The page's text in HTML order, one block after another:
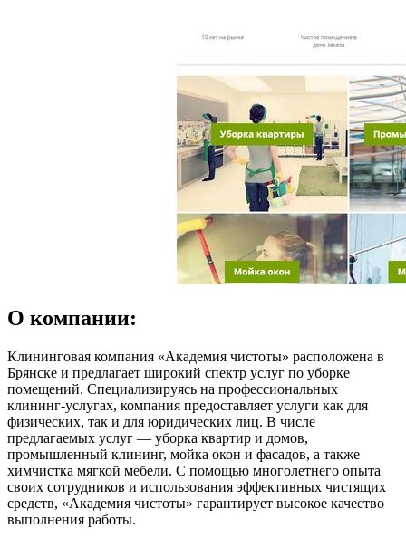
О компании:
Клининговая компания «Академия чистоты» расположена в
Брянске и предлагает широкий спектр услуг по уборке
помещений. Специализируясь на профессиональных
клининг-услугах, компания предоставляет услуги как для
физических, так и для юридических лиц. В числе
предлагаемых услуг — уборка квартир и домов,
промышленный клининг, мойка окон и фасадов, а также
химчистка мягкой мебели. С помощью многолетнего опыта
своих сотрудников и использования эффективных чистящих
средств, «Академия чистоты» гарантирует высокое качество
выполнения работы.